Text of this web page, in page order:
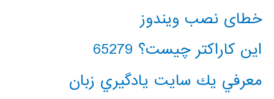
خطای نصب ویندوز
این کاراکتر چیست؟ 65279
معرفي يك سايت يادگيري زبان